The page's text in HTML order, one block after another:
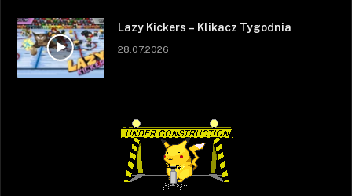
Lazy Kickers – Klikacz Tygodnia
28.07.2026